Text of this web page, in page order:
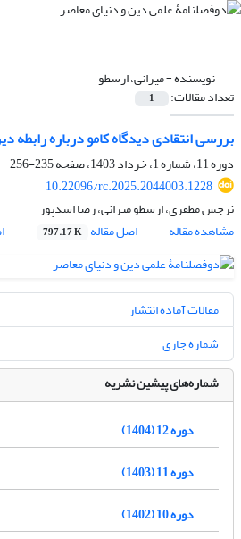
نویسنده =میرانی، ارسطو
تعداد مقالات: 1
بررسی انتقادی دیدگاه کامو درباره رابطه
دوره 11، شماره 1، خرداد 1403، صفحه
235-256
10.22096/rc.2025.2044003.1228
نرجس مظفری، ارسطو میرانی، رضا اسدپور
مشاهده مقاله
اصل مقاله 797.17 K
مقالات آماده انتشار
شماره جاری
شماره‌های پیشین نشریه
دوره 12 (1404)
دوره 11 (1403)
دوره 10 (1402)